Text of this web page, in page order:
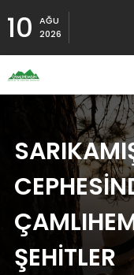
10
AĞU
2026
ŞEHİTLER